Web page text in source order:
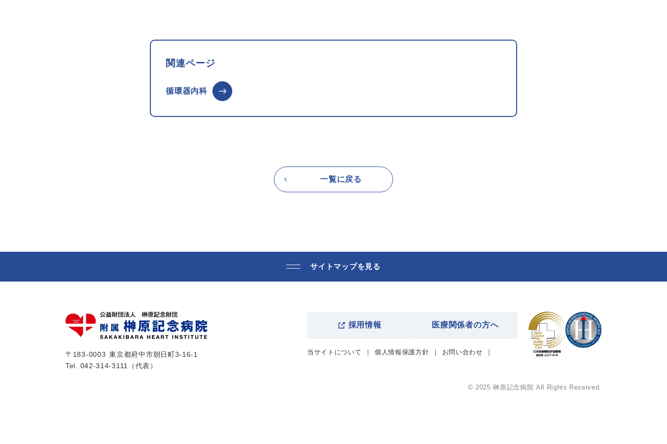
関連ページ
循環器内科
一覧に戻る
サイトマップを見る
〒183-0003 東京都府中市朝日町3-16-1
Tel. 042-314-3111 （代表）
採用情報 医療関係者の方へ
当サイトについて 個人情報保護方針 お問い合わせ
© 2025 榊󠄀原記念病院 All Rights Reserved.